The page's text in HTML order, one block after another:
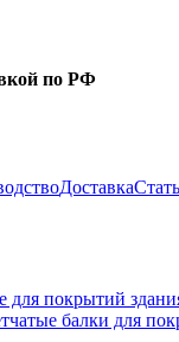
по РФ
Доставка
для покрытий
балки для